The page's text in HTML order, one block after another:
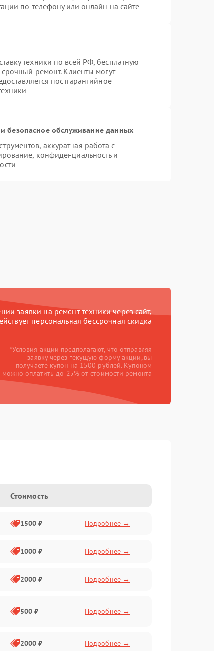
по телефону или онлайн на сайте
техники по всей РФ, бесплатную
ремонт. Клиенты могут
постгарантийное
безопасное обслуживание данных
аккуратная работа с
конфиденциальность и
заявки на ремонт техники через сайт,
персональная бессрочная скидка
*Условия акции предполагают, что отправляя
заявку через текущую форму акции, вы
получаете купон на 1500 рублей. Купоном
можно оплатить до 25% от стоимости ремонта
Стоимость
1500 ₽ Подробнее →
1000 ₽ Подробнее →
2000 ₽ Подробнее →
500 ₽ Подробнее →
2000 ₽ Подробнее →